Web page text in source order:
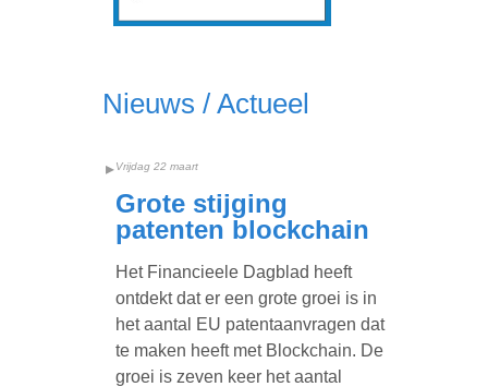
Nieuws / Actueel
Vrijdag 22 maart
Grote stijging
patenten blockchain
Het Financieele Dagblad heeft
ontdekt dat er een grote groei is in
het aantal EU patentaanvragen dat
te maken heeft met Blockchain. De
groei is zeven keer het aantal